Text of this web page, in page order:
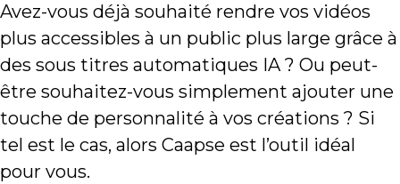
Avez-vous déjà souhaité rendre vos vidéos
plus accessibles à un public plus large grâce à
des sous titres automatiques IA ? Ou peut-
être souhaitez-vous simplement ajouter une
touche de personnalité à vos créations ? Si
tel est le cas, alors Caapse est l’outil idéal
pour vous.